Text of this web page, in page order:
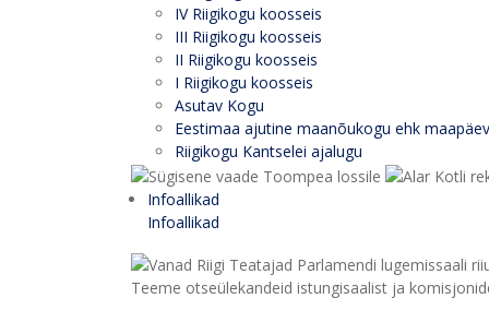
IV Riigikogu koosseis
III Riigikogu koosseis
II Riigikogu koosseis
I Riigikogu koosseis
Asutav Kogu
Eestimaa ajutine maanõukogu ehk maapäev
Riigikogu Kantselei ajalugu
Infoallikad
Infoallikad
Teeme otseülekandeid istungisaalist ja